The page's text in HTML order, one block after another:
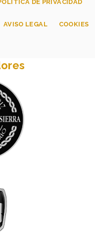
DE PRIVACIDAD
AVISO LEGAL COOKIES